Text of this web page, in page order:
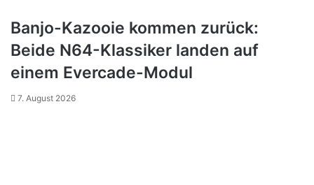
Banjo-Kazooie kommen zurück:
Beide N64-Klassiker landen auf
einem Evercade-Modul
7. August 2026